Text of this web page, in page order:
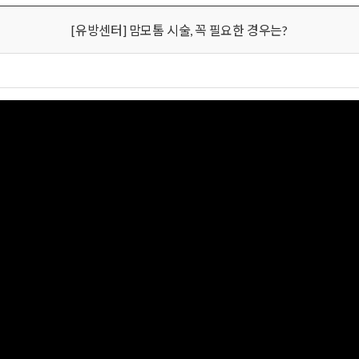
[유방센터] 맘모톰 시술, 꼭 필요한 경우는?